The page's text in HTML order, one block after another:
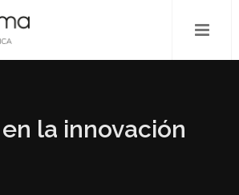
en la innovación